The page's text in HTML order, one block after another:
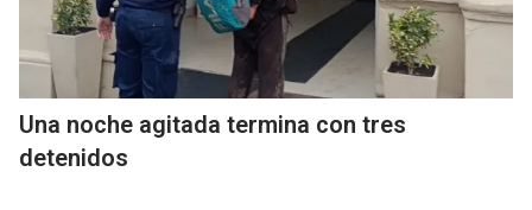
Una noche agitada termina con tres
detenidos